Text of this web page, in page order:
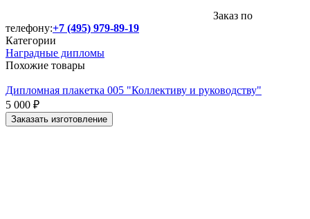
Заказ по
телефону:+7 (495) 979-89-19
Категории
Наградные дипломы
Похожие товары
Дипломная плакетка 005 "Коллективу и руководству"
5 000 ₽
Заказать изготовление